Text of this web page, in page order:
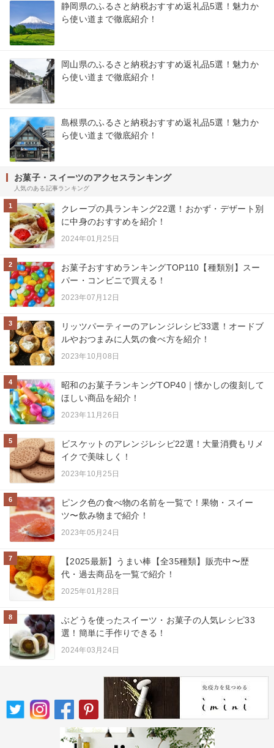
静岡県のふるさと納税おすすめ返礼品5選！魅力か
ら使い道まで徹底紹介！
岡山県のふるさと納税おすすめ返礼品5選！魅力か
ら使い道まで徹底紹介！
島根県のふるさと納税おすすめ返礼品5選！魅力か
ら使い道まで徹底紹介！
お菓子・スイーツのアクセスランキング
人気のある記事ランキング
1
クレープの具ランキング22選！おかず・デザート別
に中身のおすすめを紹介！
2024年01月25日
2
お菓子おすすめランキングTOP110【種類別】スー
パー・コンビニで買える！
2023年07月12日
3
リッツパーティーのアレンジレシピ33選！オードブ
ルやおつまみに人気の食べ方を紹介！
2023年10月08日
4
昭和のお菓子ランキングTOP40｜懐かしの復刻して
ほしい商品を紹介！
2023年11月26日
5
ビスケットのアレンジレシピ22選！大量消費もリメ
イクで美味しく！
2023年10月25日
6
ピンク色の食べ物の名前を一覧で！果物・スイー
ツ〜飲み物まで紹介！
2023年05月24日
7
【2025最新】うまい棒【全35種類】販売中〜歴
代・過去商品を一覧で紹介！
2025年01月28日
8
ぶどうを使ったスイーツ・お菓子の人気レシピ33
選！簡単に手作りできる！
2024年03月24日